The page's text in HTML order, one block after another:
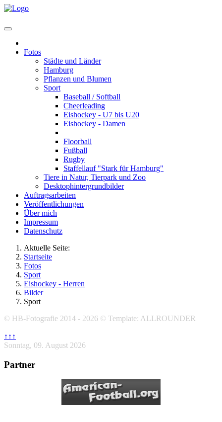
Fotos
Städte und Länder
Hamburg
Pflanzen und Blumen
Sport
Baseball / Softball
Cheerleading
Eishockey - U7 bis U20
Eishockey - Damen
Floorball
Fußball
Rugby
Staffellauf "Stark für Hamburg"
Tiere in Natur, Tierpark und Zoo
Desktophintergrundbilder
Auftragsarbeiten
Veröffentlichungen
Über mich
Impressum
Datenschutz
Aktuelle Seite:
Startseite
Fotos
Sport
Eishockey - Herren
Bilder
Sport
© HB-Fotografie 2014 - 2026 © Template: ALLROUNDER
↑↑↑
Sonntag, 09. August 2026
Partner